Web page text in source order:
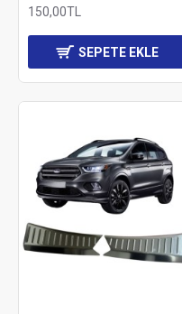
150,00TL
SEPETE EKLE